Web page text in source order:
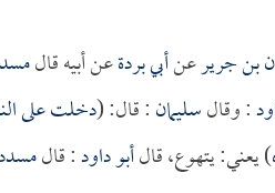
بن جريرعنأبي بردةعن أبيه قال
: وقالسليمان: قال: (دخلت على
) يعني: يتهوع، قالأبو داود: قال